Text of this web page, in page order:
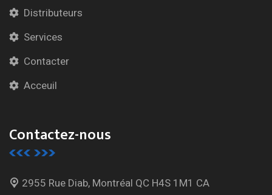
Distributeurs
Services
Contacter
Acceuil
Contactez-nous
2955 Rue Diab, Montréal QC H4S 1M1 CA